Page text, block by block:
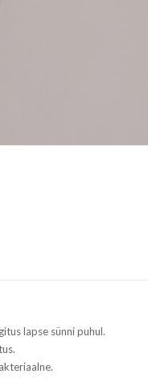
lapse sünni puhul.